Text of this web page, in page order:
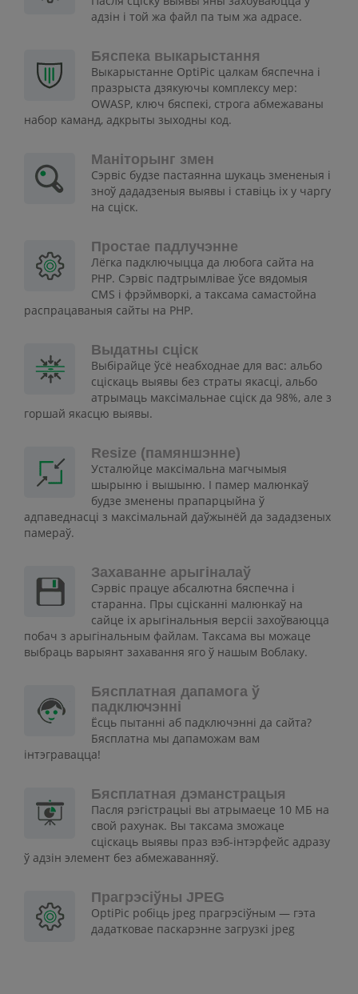
адзін і той жа файл па тым жа адрасе.
Бяспека выкарыстання
Выкарыстанне OptiPic цалкам бяспечна і
празрыста дзякуючы комплексу мер:
OWASP, ключ бяспекі, строга абмежаваны
набор каманд, адкрыты зыходны код.
Маніторынг змен
Сэрвіс будзе пастаянна шукаць змененыя і
зноў дададзеныя выявы і ставіць іх у чаргу
на сціск.
Простае падлучэнне
Лёгка падключыцца да любога сайта на
PHP. Сэрвіс падтрымлівае ўсе вядомыя
CMS і фрэймворкі, а таксама самастойна
распрацаваныя сайты на PHP.
Выдатны сціск
Выбірайце ўсё неабходнае для вас: альбо
сціскаць выявы без страты якасці, альбо
атрымаць максімальнае сціск да 98%, але з
горшай якасцю выявы.
Resize (памяншэнне)
Усталюйце максімальна магчымыя
шырыню і вышыню. І памер малюнкаў
будзе зменены прапарцыйна ў
адпаведнасці з максімальнай даўжынёй да зададзеных
памераў.
Захаванне арыгіналаў
Сэрвіс працуе абсалютна бяспечна і
старанна. Пры сцісканні малюнкаў на
сайце іх арыгінальныя версіі захоўваюцца
побач з арыгінальным файлам. Таксама вы можаце
выбраць варыянт захавання яго ў нашым Воблаку.
Бясплатная дапамога ў
падключэнні
Ёсць пытанні аб падключэнні да сайта?
Бясплатна мы дапаможам вам
інтэгравацца!
Бясплатная дэманстрацыя
Пасля рэгістрацыі вы атрымаеце 10 МБ на
свой рахунак. Вы таксама зможаце
сціскаць выявы праз вэб-інтэрфейс адразу
ў адзін элемент без абмежаванняў.
Прагрэсіўны JPEG
OptiPic робіць jpeg прагрэсіўным — гэта
дадатковае паскарэнне загрузкі jpeg